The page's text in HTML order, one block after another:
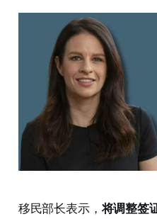
移民部长表示，将调整签